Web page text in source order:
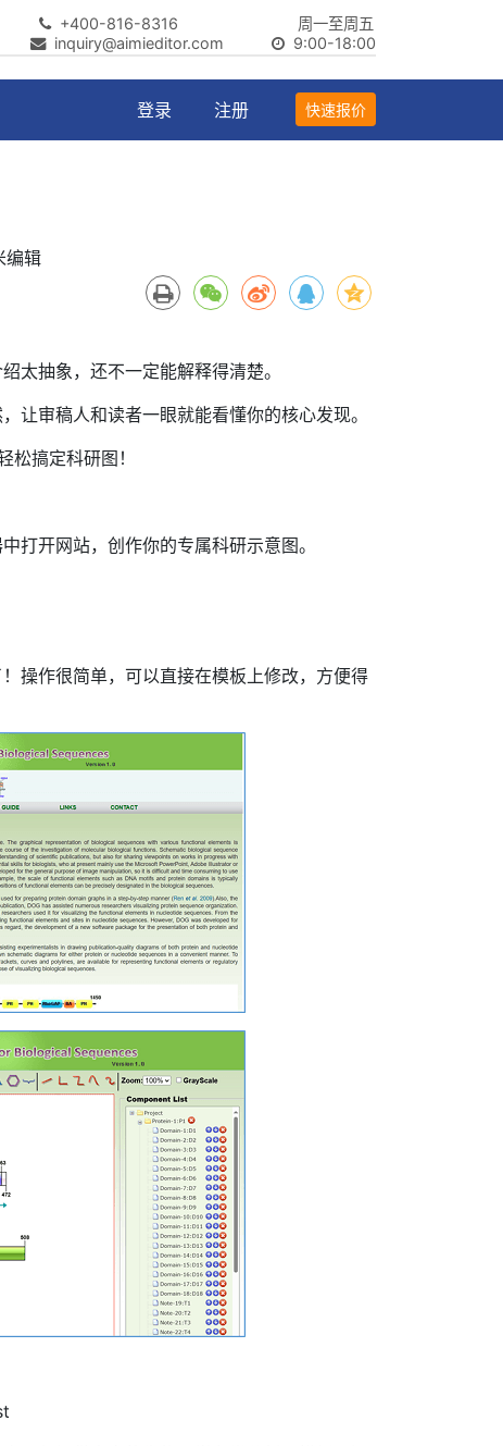
+400-816-8316
周一至周五
inquiry@aimieditor.com
9:00-18:00
登录 注册 快速报价
编辑
太抽象，还不一定能解释得清楚。
让审稿人和读者一眼就能看懂你的核心发现。
搞定科研图！
打开网站，创作你的专属科研示意图。
操作很简单，可以直接在模板上修改，方便得